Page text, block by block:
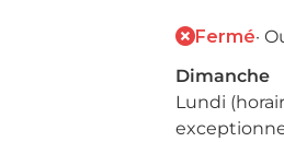
Fermé·
Dimanche
Lundi